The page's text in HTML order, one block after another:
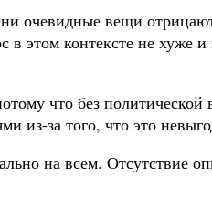
очевидные вещи
в этом контексте не хуже
что без
из-за того, что это
на всем. Отсутствие